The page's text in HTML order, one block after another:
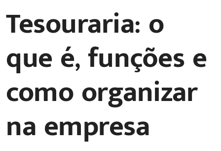
Tesouraria: o
que é, funções e
como organizar
na empresa